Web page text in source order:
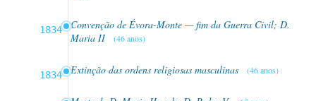
1834
Convenção de Évora-Monte — fim da Guerra Civil; D.
Maria II
(46 anos)
1834 Extinção das ordens religiosas masculinas (46 anos)